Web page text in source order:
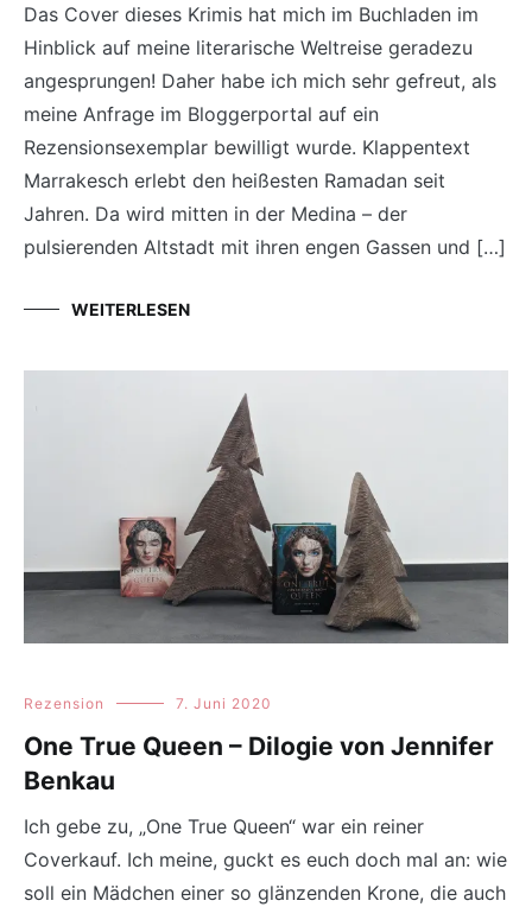
Das Cover dieses Krimis hat mich im Buchladen im
Hinblick auf meine literarische Weltreise geradezu
angesprungen! Daher habe ich mich sehr gefreut, als
meine Anfrage im Bloggerportal auf ein
Rezensionsexemplar bewilligt wurde. Klappentext
Marrakesch erlebt den heißesten Ramadan seit
Jahren. Da wird mitten in der Medina – der
pulsierenden Altstadt mit ihren engen Gassen und […]
WEITERLESEN
Rezension 7. Juni 2020
One True Queen – Dilogie von Jennifer
Benkau
Ich gebe zu, „One True Queen“ war ein reiner
Coverkauf. Ich meine, guckt es euch doch mal an: wie
soll ein Mädchen einer so glänzenden Krone, die auch